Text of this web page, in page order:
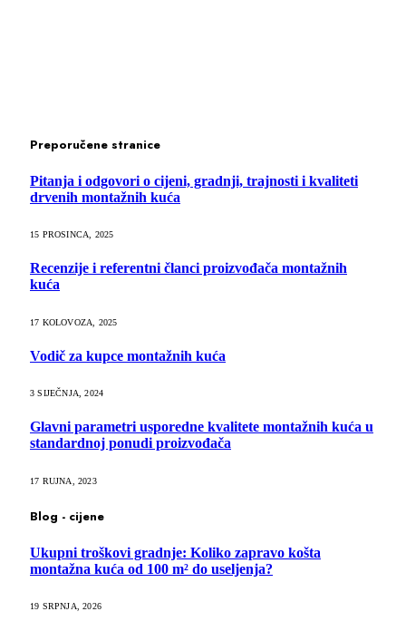
Preporučene stranice
Pitanja i odgovori o cijeni, gradnji, trajnosti i kvaliteti
drvenih montažnih kuća
15 PROSINCA, 2025
Recenzije i referentni članci proizvođača montažnih
kuća
17 KOLOVOZA, 2025
Vodič za kupce montažnih kuća
3 SIJEČNJA, 2024
Glavni parametri usporedne kvalitete montažnih kuća u
standardnoj ponudi proizvođača
17 RUJNA, 2023
Blog - cijene
Ukupni troškovi gradnje: Koliko zapravo košta
montažna kuća od 100 m² do useljenja?
19 SRPNJA, 2026